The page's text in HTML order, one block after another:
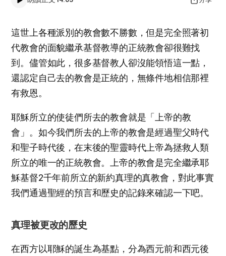
這世上各種派別的教會數不勝數，但是完全照著初
代教會的面貌繼承基督教導的正統教會卻很難找
到。儘管如此，很多基督教人卻沒能領悟這一點，
還認定自己去的教會是正統的，無條件地相信那裡
有救恩。
耶穌所立的使徒們所去的教會就是「上帝的教
會」。如今我們所去的上帝的教會是經過聖父時代
和聖子時代後，在末後的聖靈時代上帝為拯救人類
所立的唯一的正統教會。上帝的教會是完全繼承耶
穌基督2千年前所立的新約真理的真教會，對此事實
我們通過聖經的預言和歷史的記錄來確認一下吧。
真理被更改的歷史
在西方以耶穌的誕生為基點，分為西元前和西元後